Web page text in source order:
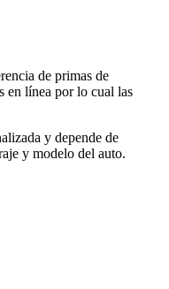
de primas de
en línea por lo cual las
y depende de
y modelo del auto.